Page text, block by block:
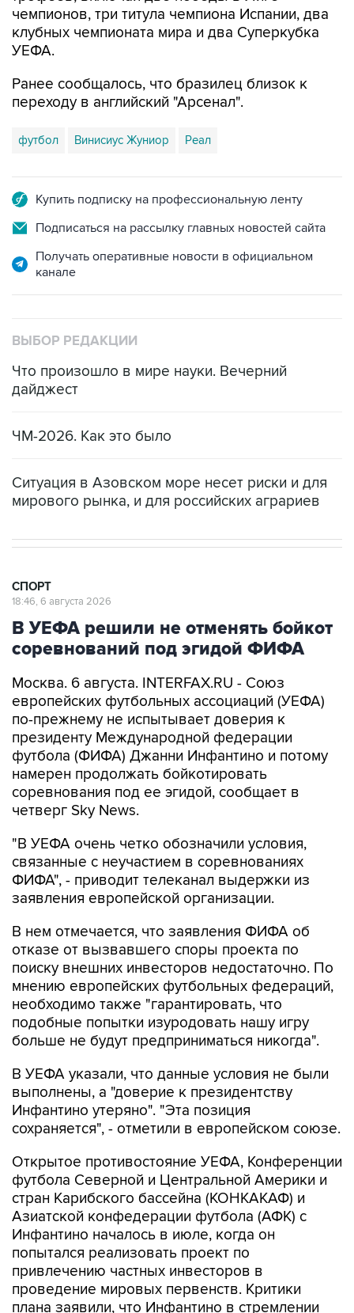
чемпионов, три титула чемпиона Испании, два
клубных чемпионата мира и два Суперкубка
УЕФА.
Ранее сообщалось, что бразилец близок к
переходу в английский "Арсенал".
футбол Винисиус Жуниор Реал
Купить подписку на профессиональную ленту
Подписаться на рассылку главных новостей сайта
Получать оперативные новости в официальном
канале
ВЫБОР РЕДАКЦИИ
Что произошло в мире науки. Вечерний
дайджест
ЧМ-2026. Как это было
Ситуация в Азовском море несет риски и для
мирового рынка, и для российских аграриев
СПОРТ
18:46, 6 августа 2026
В УЕФА решили не отменять бойкот
соревнований под эгидой ФИФА
Москва. 6 августа. INTERFAX.RU - Союз
европейских футбольных ассоциаций (УЕФА)
по-прежнему не испытывает доверия к
президенту Международной федерации
футбола (ФИФА) Джанни Инфантино и потому
намерен продолжать бойкотировать
соревнования под ее эгидой, сообщает в
четверг Sky News.
"В УЕФА очень четко обозначили условия,
связанные с неучастием в соревнованиях
ФИФА", - приводит телеканал выдержки из
заявления европейской организации.
В нем отмечается, что заявления ФИФА об
отказе от вызвавшего споры проекта по
поиску внешних инвесторов недостаточно. По
мнению европейских футбольных федераций,
необходимо также "гарантировать, что
подобные попытки изуродовать нашу игру
больше не будут предприниматься никогда".
В УЕФА указали, что данные условия не были
выполнены, а "доверие к президентству
Инфантино утеряно". "Эта позиция
сохраняется", - отметили в европейском союзе.
Открытое противостояние УЕФА, Конференции
футбола Северной и Центральной Америки и
стран Карибского бассейна (КОНКАКАФ) и
Азиатской конфедерации футбола (АФК) с
Инфантино началось в июле, когда он
попытался реализовать проект по
привлечению частных инвесторов в
проведение мировых первенств. Критики
плана заявили, что Инфантино в стремлении